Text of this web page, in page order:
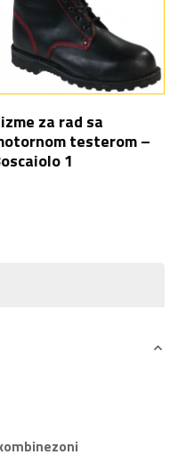
za rad sa
testerom –
1